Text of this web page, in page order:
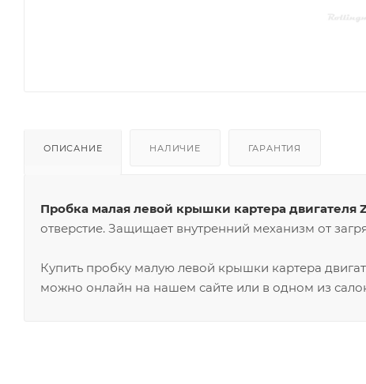
ОПИСАНИЕ НАЛИЧИЕ ГАРАНТИЯ
Пробка малая левой крышки картера двигателя
отверстие. Защищает внутренний механизм от
Купить пробку малую левой крышки картера
можно онлайн на нашем сайте или в одном из